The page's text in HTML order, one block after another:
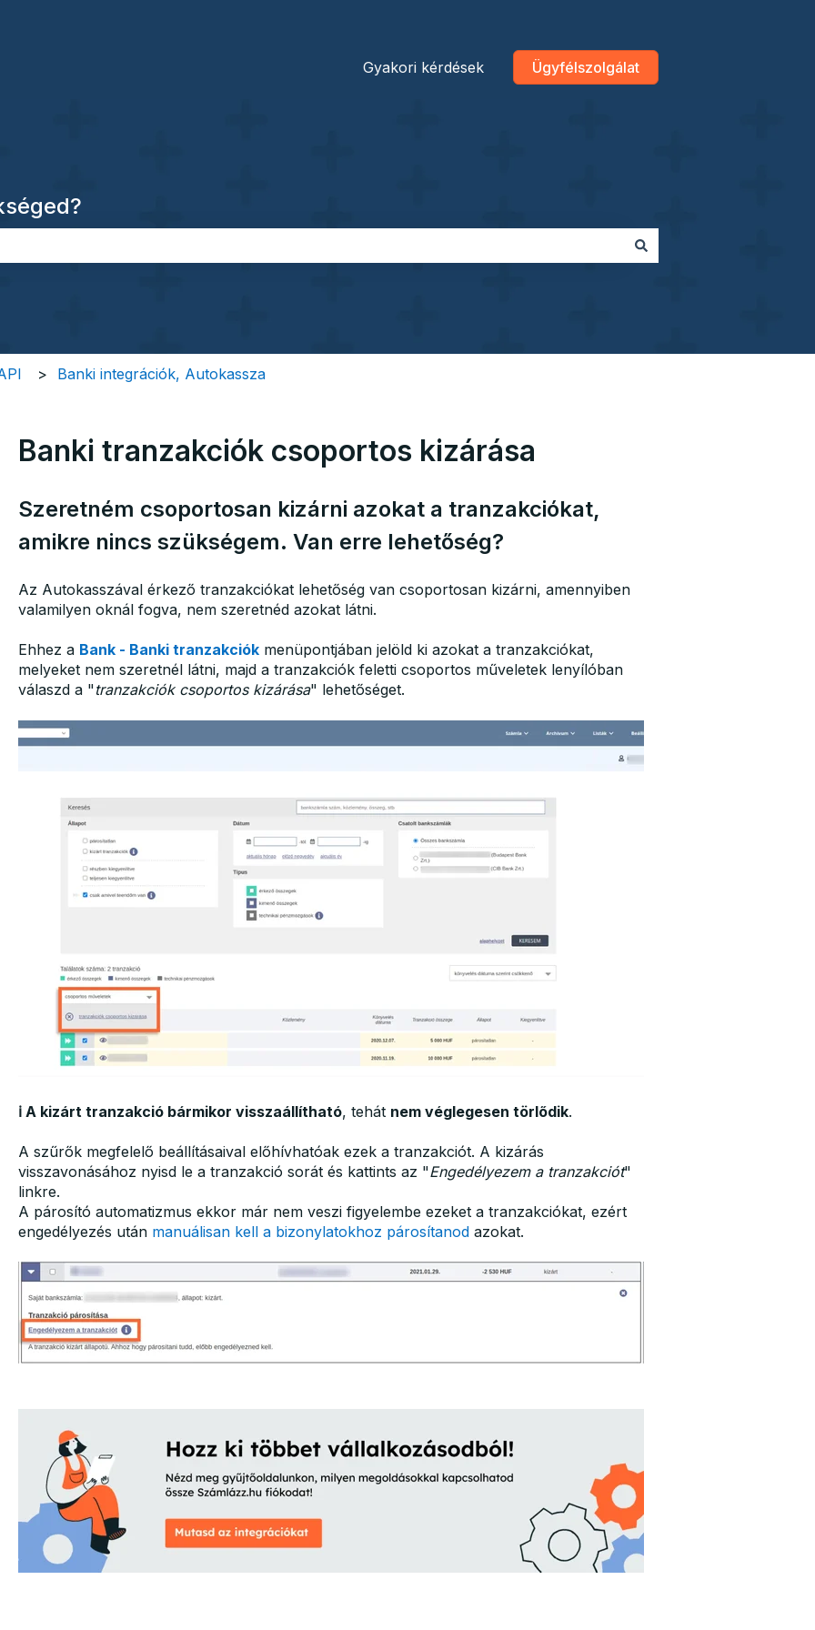
Gyakori kérdések Ügyfélszolgálat
Banki integrációk, Autokassza
Banki tranzakciók csoportos kizárása
Szeretném csoportosan kizárni azokat a tranzakciókat,
amikre nincs szükségem. Van erre lehetőség?
Az Autokasszával érkező tranzakciókat lehetőség van csoportosan kizárni, amennyiben
valamilyen oknál fogva, nem szeretnéd azokat látni.
Ehhez a Bank - Banki tranzakciókmenüpontjában jelöld ki azokat a tranzakciókat,
melyeket nem szeretnél látni, majd a tranzakciók feletti csoportos műveletek lenyílóban
válaszd a "tranzakciók csoportos kizárása" lehetőséget.
ℹ️ A kizárt tranzakció bármikor visszaállítható, tehát nem véglegesen törlődik.
A szűrők megfelelő beállításaival előhívhatóak ezek a tranzakciót. A kizárás
visszavonásához nyisd le a tranzakció sorát és kattints az "Engedélyezem a tranzakciót"
linkre.
A párosító automatizmus ekkor már nem veszi figyelembe ezeket a tranzakciókat, ezért
engedélyezés után manuálisan kell a bizonylatokhoz párosítanodazokat.